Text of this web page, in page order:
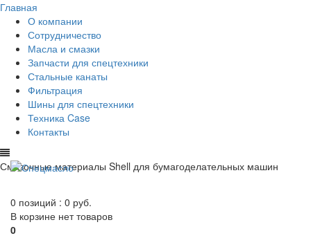
Главная
О компании
Сотрудничество
Масла и смазки
Запчасти для спецтехники
Стальные канаты
Фильтрация
Шины для спецтехники
Техника Case
Контакты
Смазочные материалы Shell для бумагоделательных машин
0 позиций : 0 руб.
В корзине нет товаров
0